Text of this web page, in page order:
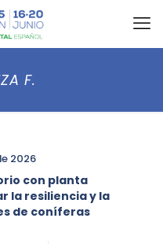
F.
2026
con planta
la resiliencia y la
de coníferas